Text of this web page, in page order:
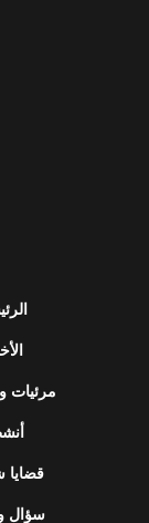
مرئيات
قضايا
سؤال